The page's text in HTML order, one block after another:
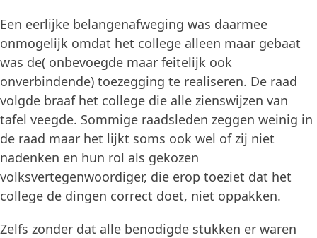
Een eerlijke belangenafweging was daarmee
onmogelijk omdat het college alleen maar gebaat
was de( onbevoegde maar feitelijk ook
onverbindende) toezegging te realiseren. De raad
volgde braaf het college die alle zienswijzen van
tafel veegde. Sommige raadsleden zeggen weinig in
de raad maar het lijkt soms ook wel of zij niet
nadenken en hun rol als gekozen
volksvertegenwoordiger, die erop toeziet dat het
college de dingen correct doet, niet oppakken.
Zelfs zonder dat alle benodigde stukken er waren